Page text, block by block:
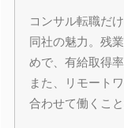
コンサル転職だ
同社の魅力。残
めで、有給取得
また、リモート
合わせて働くこと